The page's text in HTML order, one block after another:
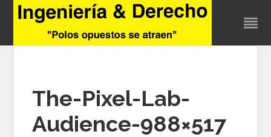
The-Pixel-Lab-
Audience-988×517